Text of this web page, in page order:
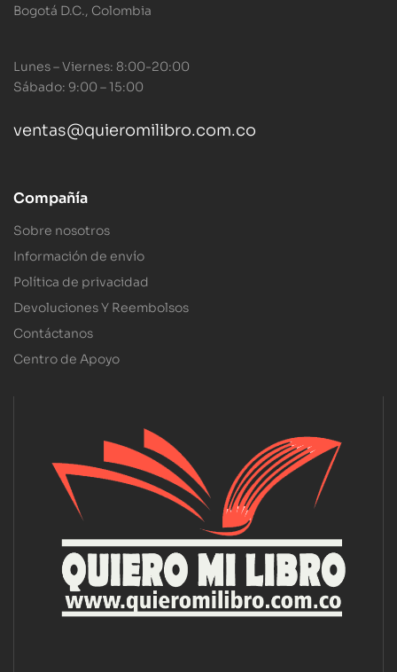
Bogotá D.C., Colombia
Lunes – Viernes: 8:00-20:00
Sábado: 9:00 – 15:00
ventas@quieromilibro.com.co
Compañía
Sobre nosotros
Información de envío
Política de privacidad
Devoluciones Y Reembolsos
Contáctanos
Centro de Apoyo